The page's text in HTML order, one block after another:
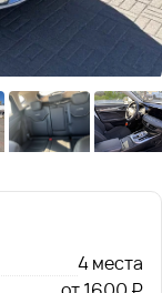
4 места